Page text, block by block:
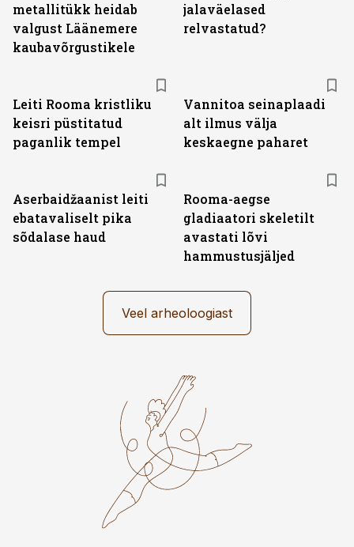
metallitükk heidab
valgust Läänemere
kaubavõrgustikele
jalaväelased
relvastatud?
Leiti Rooma kristliku
keisri püstitatud
paganlik tempel
Vannitoa seinaplaadi
alt ilmus välja
keskaegne paharet
Aserbaidžaanist leiti
ebatavaliselt pika
sõdalase haud
Rooma-aegse
gladiaatori skeletilt
avastati lõvi
hammustusjäljed
Veel arheoloogiast